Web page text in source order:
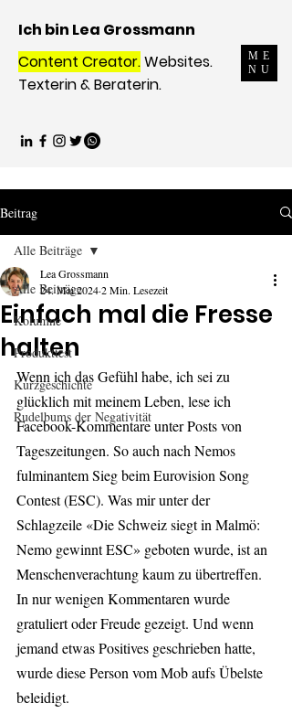
Ich bin Lea Grossmann
Content Creator.Websites.
Texterin & Beraterin.
ME
NU
Beitrag
Alle Beiträge
Kolumne
Produkttest
Kurzgeschichte
Rudelbums der Negativität
Alle Beiträge
Einfach mal die Fresse
halten
Lea Grossmann
24. Mai 20242 Min. Lesezeit
Wenn ich das Gefühl habe, ich sei zu
glücklich mit meinem Leben, lese ich
Facebook-Kommentare unter Posts von
Tageszeitungen. So auch nach Nemos
fulminantem Sieg beim Eurovision Song
Contest (ESC). Was mir unter der
Schlagzeile «Die Schweiz siegt in Malmö:
Nemo gewinnt ESC» geboten wurde, ist an
Menschenverachtung kaum zu übertreffen.
In nur wenigen Kommentaren wurde
gratuliert oder Freude gezeigt. Und wenn
jemand etwas Positives geschrieben hatte,
wurde diese Person vom Mob aufs Übelste
beleidigt.